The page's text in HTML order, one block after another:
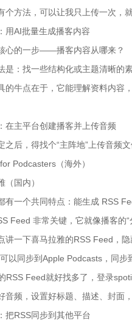
个方法，可以让我只上传一次，
用AI批量生成播客内容
心的一步——播客内容从哪来？
是：找一些结构化或主题清晰的
的牛点在于，它能理解资料内容
在主平台创建播客并上传音频
之后，得找个“主阵地”上传音频
Podcasters（海外）
（国内）
有一个共同特点：能生成 RSS
Feed 非常关键，它就像播客的
讲一下喜马拉雅的RSS Feed，
以同步到Apple Podcasts，同步
RSS Feed就好找多了，登录
音频，设置好标题、描述、封面
把RSS同步到其他平台